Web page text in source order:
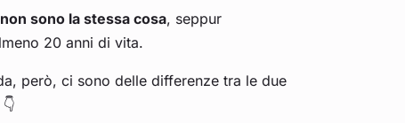
non sono la stessa cosa, seppur
20 anni di vita.
però, ci sono delle differenze tra le due